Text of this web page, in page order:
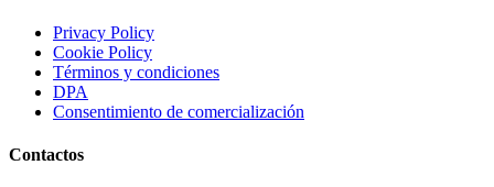
Privacy Policy
Cookie Policy
Términos y condiciones
DPA
Consentimiento de comercialización
Contactos